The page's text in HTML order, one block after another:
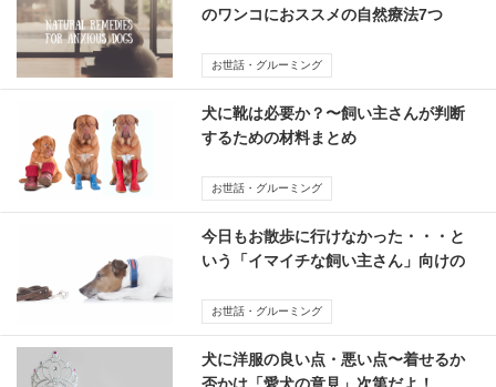
のワンコにおススメの自然療法7つ
お世話・グルーミング
犬に靴は必要か？〜飼い主さんが判断
するための材料まとめ
お世話・グルーミング
今日もお散歩に行けなかった・・・と
いう「イマイチな飼い主さん」向けの
お世話・グルーミング
犬に洋服の良い点・悪い点〜着せるか
否かは「愛犬の意見」次第だよ！